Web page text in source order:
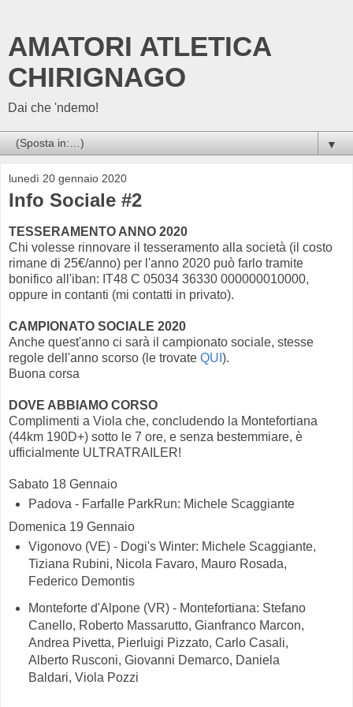
AMATORI ATLETICA
CHIRIGNAGO
Dai che 'ndemo!
▼
lunedì 20 gennaio 2020
Info Sociale #2
TESSERAMENTO ANNO 2020
Chi volesse rinnovare il tesseramento alla società (il costo
rimane di 25€/anno) per l'anno 2020 può farlo tramite
bonifico all'iban: IT48 C 05034 36330 000000010000,
oppure in contanti (mi contatti in privato).
CAMPIONATO SOCIALE 2020
Anche quest'anno ci sarà il campionato sociale, stesse
regole dell'anno scorso (le trovate QUI ).
Buona corsa
DOVE ABBIAMO CORSO
Complimenti a Viola che, concludendo la Montefortiana
(44km 190D+) sotto le 7 ore, e senza bestemmiare, è
ufficialmente ULTRATRAILER!
Sabato 18 Gennaio
Padova - Farfalle ParkRun: Michele Scaggiante
Domenica 19 Gennaio
Vigonovo (VE) - Dogi's Winter: Michele Scaggiante,
Tiziana Rubini, Nicola Favaro, Mauro Rosada,
Federico Demontis
Monteforte d'Alpone (VR) - Montefortiana: Stefano
Canello, Roberto Massarutto, Gianfranco Marcon,
Andrea Pivetta, Pierluigi Pizzato, Carlo Casali,
Alberto Rusconi, Giovanni Demarco, Daniela
Baldari, Viola Pozzi